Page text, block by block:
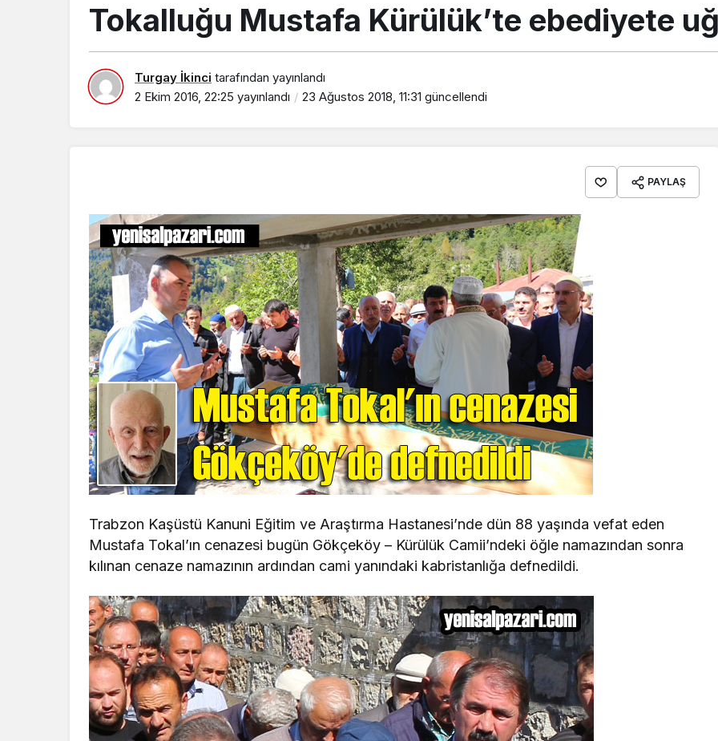
Tokalluğu Mustafa Kürülük’te ebediyete
Turgay İkinci tarafından yayınlandı
2 Ekim 2016, 22:25 yayınlandı 23 Ağustos 2018, 11:31 güncellendi
PAYLAŞ
Trabzon Kaşüstü Kanuni Eğitim ve Araştırma Hastanesi’nde dün 88 yaşında vefat eden
Mustafa Tokal’ın cenazesi bugün Gökçeköy – Kürülük Camii’ndeki öğle namazından sonra
kılınan cenaze namazının ardından cami yanındaki kabristanlığa defnedildi.